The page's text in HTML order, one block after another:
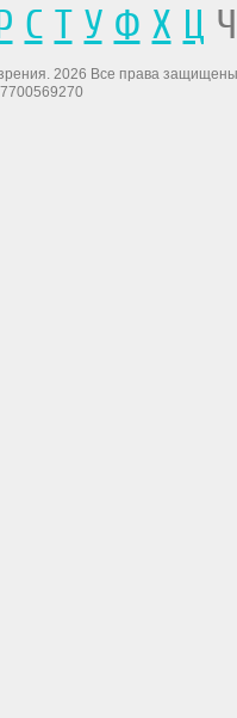
С Т У Ф Х Ц
2026 Все права